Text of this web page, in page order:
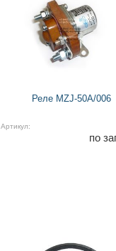
Реле MZJ-50A/006
Артикул:
по